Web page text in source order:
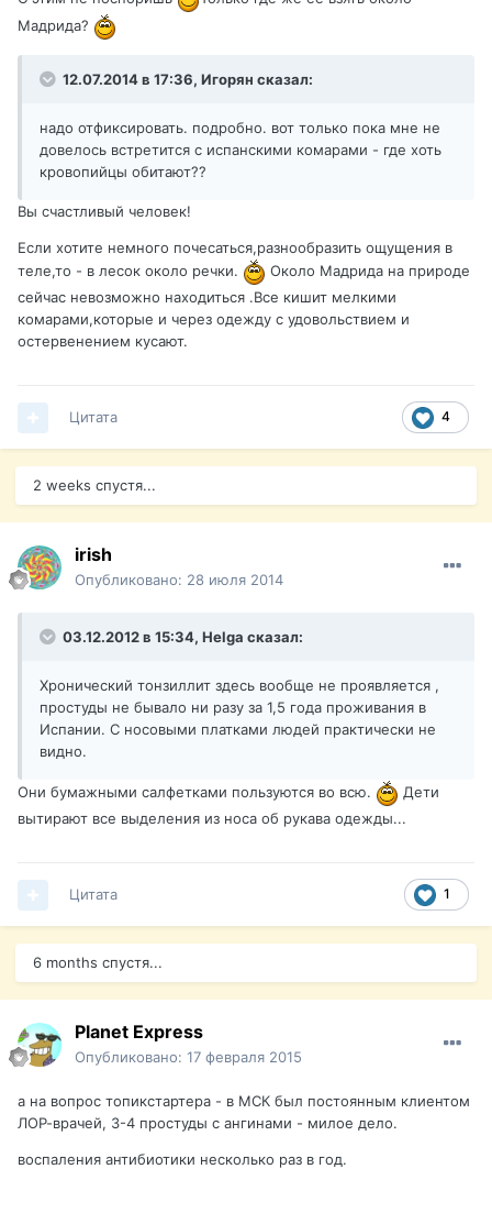
Мадрида?
12.07.2014 в 17:36, Игорян сказал:
надо отфиксировать. подробно. вот только пока мне не
довелось встретится с испанскими комарами - где хоть
кровопийцы обитают??
Вы счастливый человек!
Если хотите немного почесаться,разнообразить ощущения в
теле,то - в лесок около речки.
Около Мадрида на природе
сейчас невозможно находиться .Все кишит мелкими
комарами,которые и через одежду с удовольствием и
остервенением кусают.
4
Цитата
2 weeks спустя...
irish
Опубликовано: 28 июля 2014
03.12.2012 в 15:34, Helga сказал:
Хронический тонзиллит здесь вообще не проявляется ,
простуды не бывало ни разу за 1,5 года проживания в
Испании. С носовыми платками людей практически не
видно.
Они бумажными салфетками пользуются во всю.
Дети
вытирают все выделения из носа об рукава одежды...
1
Цитата
6 months спустя...
Planet Express
Опубликовано: 17 февраля 2015
а на вопрос топикстартера - в МСК был постоянным клиентом
ЛОР-врачей, 3-4 простуды с ангинами - милое дело.
воспаления антибиотики несколько раз в год.